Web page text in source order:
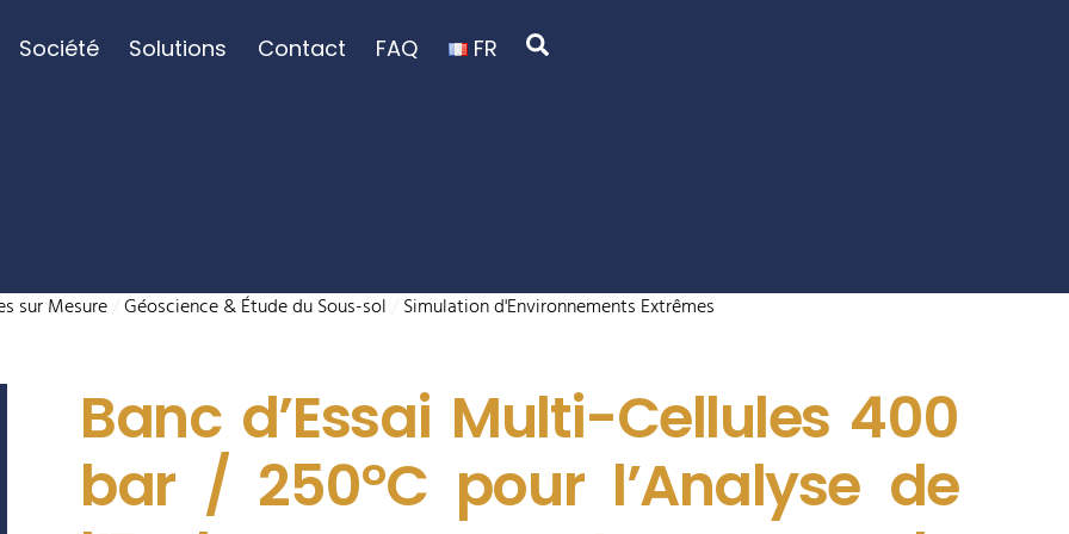
Search
Société Solutions Contact FAQ FR
sur Mesure Géoscience & Étude du Sous-sol Simulation d'Environnements Extrêmes
Banc d’Essai Multi-Cellules 400
bar / 250°C pour l’Analyse de